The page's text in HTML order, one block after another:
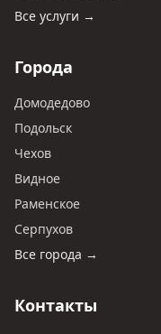
Все услуги →
Города
Домодедово
Подольск
Чехов
Видное
Раменское
Серпухов
Все города →
Контакты